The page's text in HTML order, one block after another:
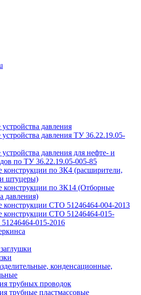
давления
давления ТУ 36.22.19.05-
давления для нефте- и
по ТУ 36.22.19.05-005-85
конструкции по ЗК4 (расширители,
штуцеры)
конструкции по ЗК14 (Отборные
давления)
конструкции СТО 51246464-004-2013
конструкции СТО 51246464-015-
015-2016
конденсационные,
трубных проводок
трубные пластмассовые